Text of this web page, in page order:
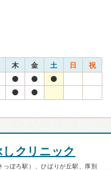
木 金 土 日 祝
クリニック
ぽろ駅）、ひばりが丘駅、厚別